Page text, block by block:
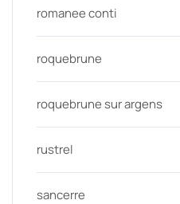
romanee conti
roquebrune
roquebrune sur argens
rustrel
sancerre